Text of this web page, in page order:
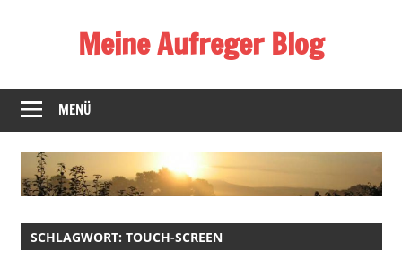
Meine Aufreger Blog
mich
positiv
negativ
aufregt
mir
MENÜ
SCHLAGWORT: TOUCH-SCREEN